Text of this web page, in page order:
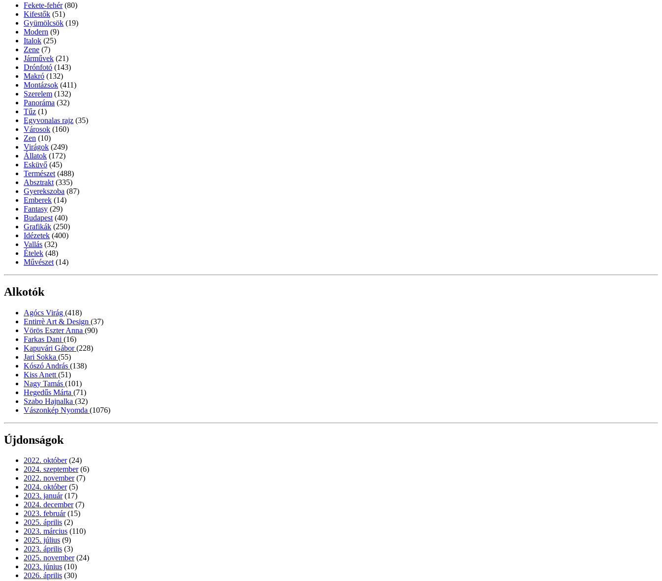
Fekete-fehér (80)
Kifestők (51)
Gyümölcsök (19)
Modern (9)
Italok (25)
Zene (7)
Járművek (21)
Drónfotó (143)
Makró (132)
Montázsok (411)
Szerelem (132)
Panoráma (32)
Tűz (1)
Egyvonalas rajz (35)
Városok (160)
Zen (10)
Virágok (249)
Állatok (172)
Esküvő (45)
Természet (488)
Absztrakt (335)
Gyerekszoba (87)
Emberek (14)
Fantasy (29)
Budapest (40)
Grafikák (250)
Idézetek (400)
Vallás (32)
Ételek (48)
Művészet (14)
Alkotók
Agócs Virág (418)
Entirrè Art & Design (37)
Vörös Eszter Anna (90)
Farkas Dani (16)
Kapuvári Gábor(228)
Jari Sokka (55)
Kószó András (138)
Kiss Anett (51)
Nagy Tamás (101)
Hegedűs Márta (71)
Szabo Hajnalka (32)
Vászonkép Nyomda (1076)
Újdonságok
2022. október (24)
2024. szeptember (6)
2022. november (7)
2024. október (5)
2023. január (17)
2024. december (7)
2023. február (15)
2025. április (2)
2023. március (110)
2025. július (9)
2023. április (3)
2025. november (24)
2023. június (10)
2026. április (30)